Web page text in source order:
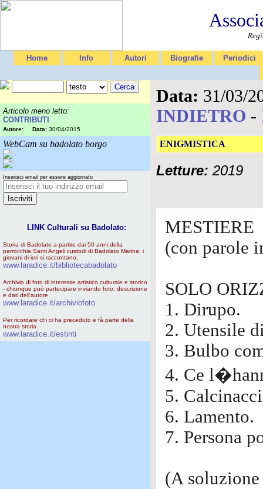
Home Info Autori Biografie Periodici
Articolo meno letto:
CONTRIBUTI
Autore: Data: 30/04/2015
WebCam su badolato borgo
Inserisci email per essere aggiornato
LINK Culturali su Badolato:
Storia di Badolato a partire dai 50 anni della
parrocchia Santi Angeli custodi di Badolato Marina, i
giovani di ieri si raccontano.
www.laradice.it/bibliotecabadolato
Archivio di foto di interesse artistico culturale e storico
- chiunque può partecipare inviando foto, descrizione
e dati dell'autore
www.laradice.it/archiviofoto
Per ricordare chi ci ha preceduto e fà parte della
nostra storia
www.laradice.it/estinti
Data: 31/03/
INDIETRO -
ENIGMISTICA
Letture: 2019
MESTIERE
(con parole
SOLO
1. Dirupo.
2. Utensile
3. Bulbo
4. Ce
5.
6. Lamento.
7. Persona
(A